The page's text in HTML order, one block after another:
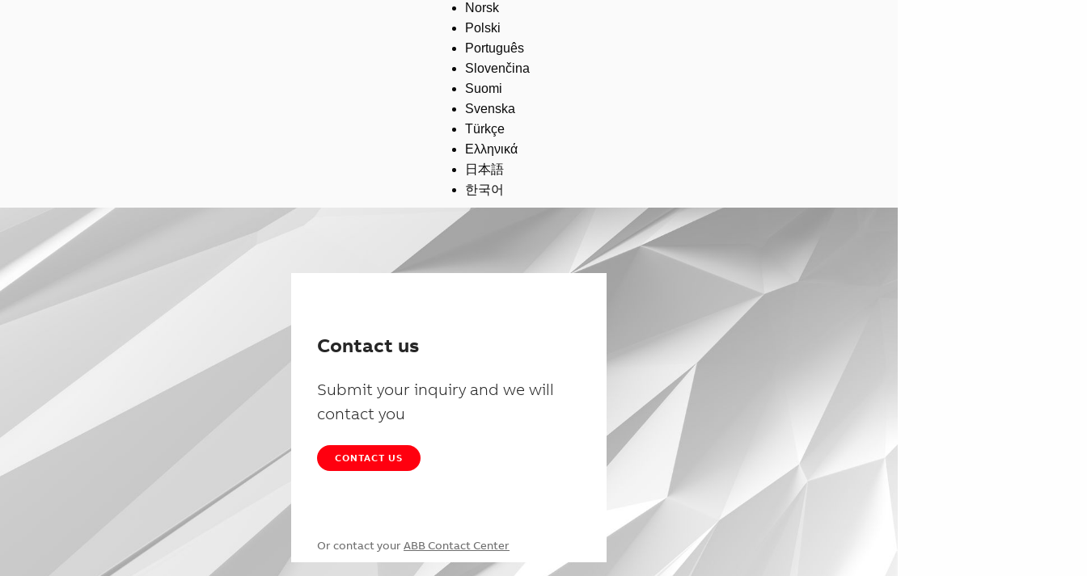
Norsk
Polski
Português
Slovenčina
Suomi
Svenska
Türkçe
Ελληνικά
日本語
한국어
Contact us
Submit your inquiry and we will
contact you
CONTACT US
Or contact your ABB Contact Center